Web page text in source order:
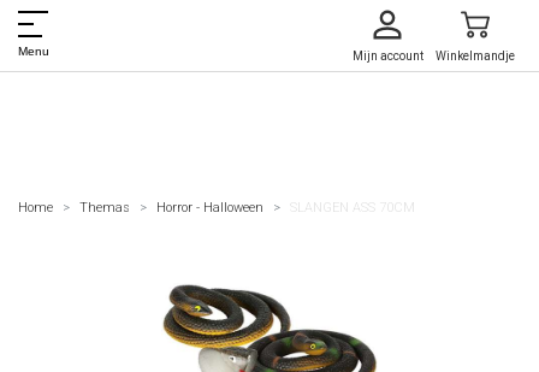
Menu Mijn account Winkelmandje
Home Themas Horror - Halloween SLANGEN ASS 70CM